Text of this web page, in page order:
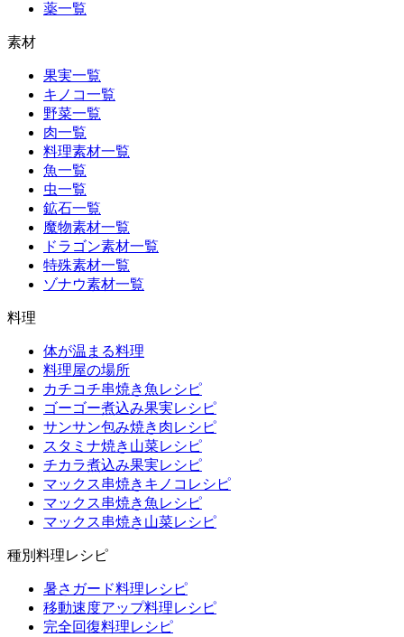
薬一覧
素材
果実一覧
キノコ一覧
野菜一覧
肉一覧
料理素材一覧
魚一覧
虫一覧
鉱石一覧
魔物素材一覧
ドラゴン素材一覧
特殊素材一覧
ゾナウ素材一覧
料理
体が温まる料理
料理屋の場所
カチコチ串焼き魚レシピ
ゴーゴー煮込み果実レシピ
サンサン包み焼き肉レシピ
スタミナ焼き山菜レシピ
チカラ煮込み果実レシピ
マックス串焼きキノコレシピ
マックス串焼き魚レシピ
マックス串焼き山菜レシピ
種別料理レシピ
暑さガード料理レシピ
移動速度アップ料理レシピ
完全回復料理レシピ